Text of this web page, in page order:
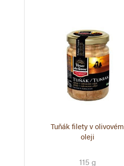
Tuňák filety v olivovém
oleji
115 g